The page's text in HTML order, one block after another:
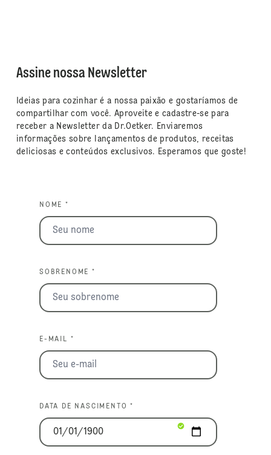
Assine nossa Newsletter
Ideias para cozinhar é a nossa paixão e gostaríamos de
compartilhar com você. Aproveite e cadastre-se para
receber a Newsletter da Dr.Oetker. Enviaremos
informações sobre lançamentos de produtos, receitas
deliciosas e conteúdos exclusivos. Esperamos que goste!
NOME *
SOBRENOME *
E-MAIL *
DATA DE NASCIMENTO *